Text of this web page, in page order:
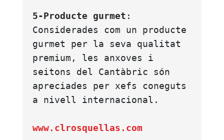
5-Producte gurmet :
Considerades com un producte
gurmet per la seva qualitat
premium, les anxoves i
seitons del Cantàbric són
apreciades per xefs coneguts
a nivell internacional.
www.clrosquellas.com